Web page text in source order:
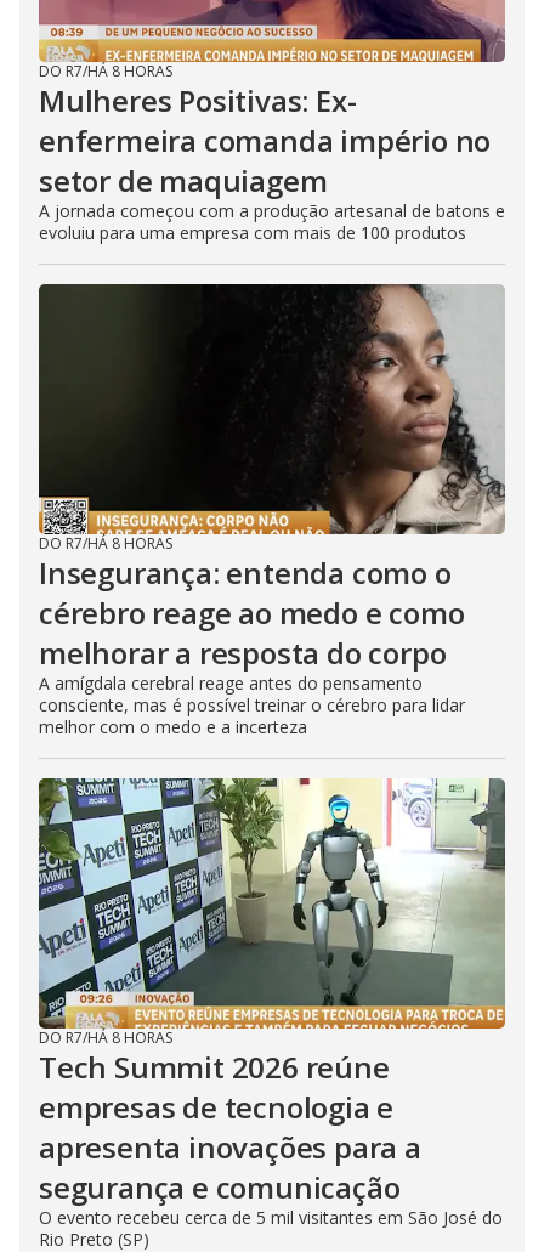
DO R7/HÁ 8 HORAS
Mulheres Positivas: Ex-
enfermeira comanda império no
setor de maquiagem
A jornada começou com a produção artesanal de batons e
evoluiu para uma empresa com mais de 100 produtos
DO R7/HÁ 8 HORAS
Insegurança: entenda como o
cérebro reage ao medo e como
melhorar a resposta do corpo
A amígdala cerebral reage antes do pensamento
consciente, mas é possível treinar o cérebro para lidar
melhor com o medo e a incerteza
DO R7/HÁ 8 HORAS
Tech Summit 2026 reúne
empresas de tecnologia e
apresenta inovações para a
segurança e comunicação
O evento recebeu cerca de 5 mil visitantes em São José do
Rio Preto (SP)